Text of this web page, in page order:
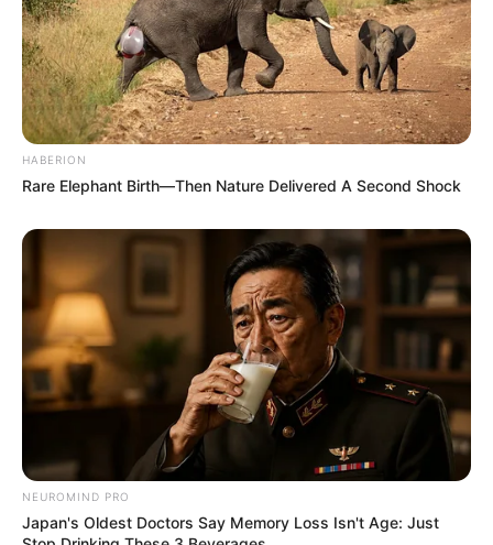
HABERION
Rare Elephant Birth—Then Nature Delivered A Second Shock
NEUROMIND PRO
Japan's Oldest Doctors Say Memory Loss Isn't Age: Just